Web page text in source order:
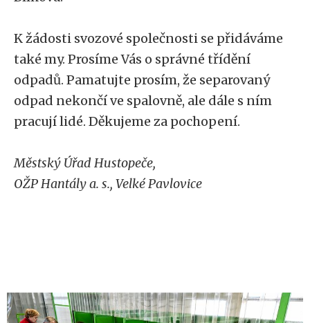
K žádosti svozové společnosti se přidáváme
také my. Prosíme Vás o správné třídění
odpadů. Pamatujte prosím, že separovaný
odpad nekončí ve spalovně, ale dále s ním
pracují lidé. Děkujeme za pochopení.
Městský Úřad Hustopeče,
OŽP Hantály a. s., Velké Pavlovice